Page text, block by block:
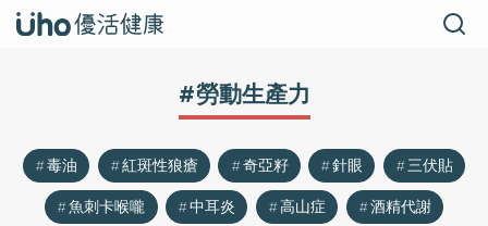
#勞動生產力
毒油 紅斑性狼瘡 奇亞籽 針眼
三伏貼
魚刺卡喉嚨
中耳炎 高山症
酒精代謝